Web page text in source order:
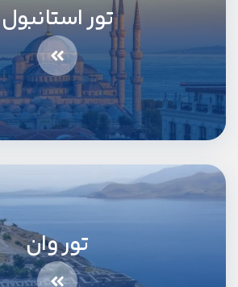
تور استانبول
تور وان